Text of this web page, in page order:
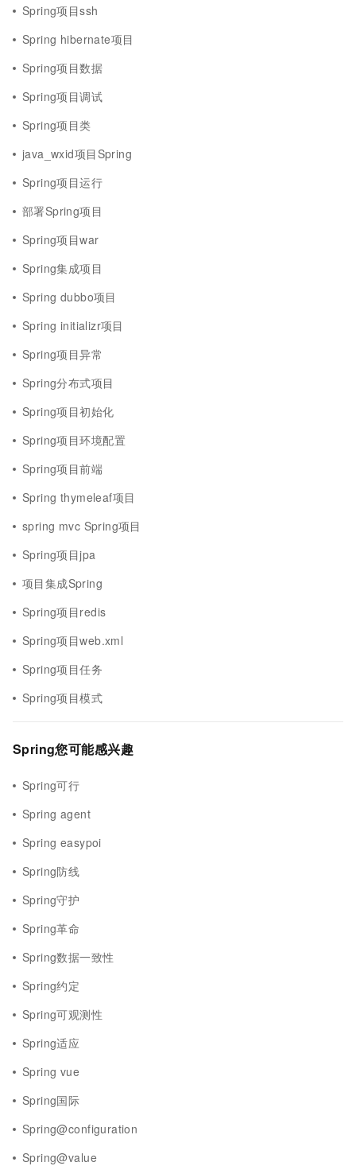
Spring项目ssh
Spring hibernate项目
Spring项目数据
Spring项目调试
Spring项目类
java_wxid项目Spring
Spring项目运行
部署Spring项目
Spring项目war
Spring集成项目
Spring dubbo项目
Spring initializr项目
Spring项目异常
Spring分布式项目
Spring项目初始化
Spring项目环境配置
Spring项目前端
Spring thymeleaf项目
spring mvc Spring项目
Spring项目jpa
项目集成Spring
Spring项目redis
Spring项目web.xml
Spring项目任务
Spring项目模式
Spring您可能感兴趣
Spring可行
Spring agent
Spring easypoi
Spring防线
Spring守护
Spring革命
Spring数据一致性
Spring约定
Spring可观测性
Spring适应
Spring vue
Spring国际
Spring@configuration
Spring@value